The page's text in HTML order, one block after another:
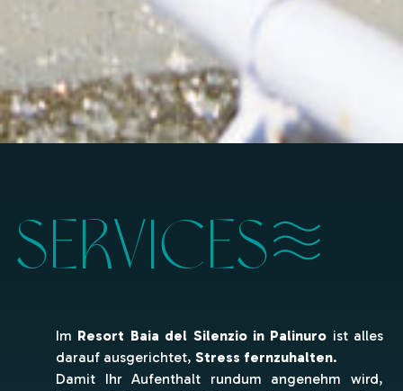
Services
Im Resort Baia del Silenzio in Palinuro ist alles
darauf ausgerichtet, Stress fernzuhalten.
Damit Ihr Aufenthalt rundum angenehm wird,